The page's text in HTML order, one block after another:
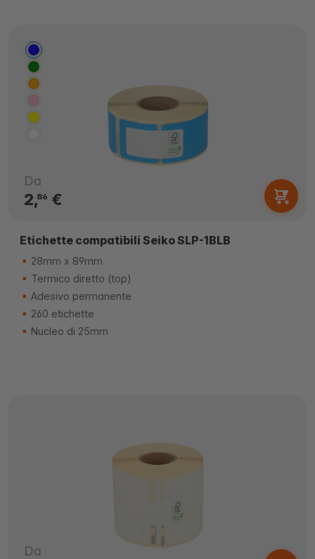
Da
2,86 €
Etichette compatibili Seiko SLP-1BLB
28mm x 89mm
Termico diretto (top)
Adesivo permanente
260 etichette
Nucleo di 25mm
Da